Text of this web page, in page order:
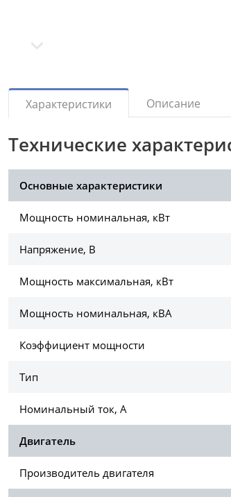
Характеристики Описание
Технические
Основные характеристики
Мощность номинальная, кВт
Напряжение, В
Мощность максимальная, кВт
Мощность номинальная, кВА
Коэффициент мощности
Тип
Номинальный ток, А
Двигатель
Производитель двигателя